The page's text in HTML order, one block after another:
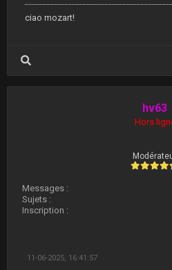
ciao mozart!
hv63
Hors
Messages :
Sujets :
Inscription :
11-06-2025, 16:41:57